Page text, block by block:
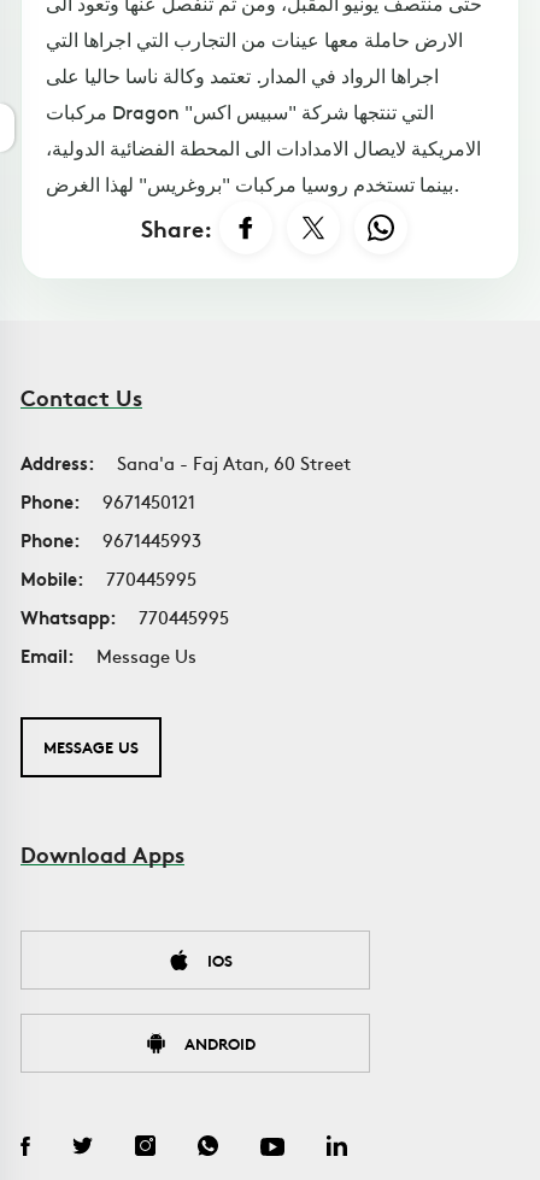
الارض حاملة معها عينات من التجارب التي اجراها التي
اجراها الرواد في المدار. تعتمد وكالة ناسا حاليا على
مركبات Dragon التي تنتجها شركة "سبيس اكس"
الامريكية لايصال الامدادات الى المحطة الفضائية الدولية،
بينما تستخدم روسيا مركبات "بروغريس" لهذا الغرض.
Share:
Contact Us
Address:
Sana'a - Faj Atan, 60 Street
Phone:
9671450121
Phone:
9671445993
Mobile:
770445995
Whatsapp:
770445995
Email:
Message Us
MESSAGE US
Download Apps
IOS
ANDROID